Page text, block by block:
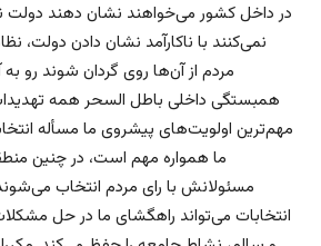
در داخل کشور می‌خواهند نشان دهند دولت
نمی‌کنند با ناکارآمد نشان دادن
مردم از آن‌ها روی گردان شوند رو به
همبستگی داخلی باطل السحر همه
مهم‌ترین اولویت‌های پیشروی ما مسأله
ما همواره مهم است، در چنین
مسئولانش با رای مردم انتخاب
انتخابات می‌تواند راهگشای ما در حل